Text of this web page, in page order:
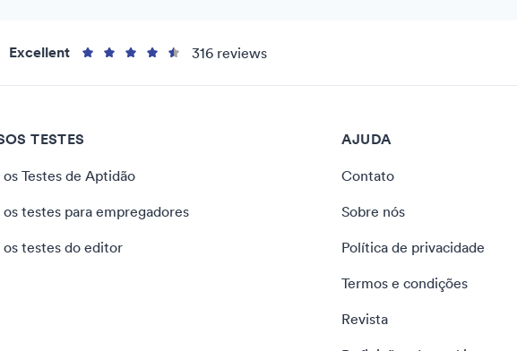
Excellent 316 reviews
TESTES
os Testes de Aptidão
os testes para empregadores
os testes do editor
AJUDA
Contato
Sobre nós
Política de privacidade
Termos e condições
Revista